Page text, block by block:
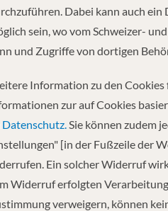
(Rom), Italien - Messina
Dabei kann auch
sein, wo vom Schweizer-
und Zugriffe von dortigen
Information zu den Cookies
zur auf Cookies
Datenschutz.Sie können zudem
[in der Fußzeile der
Ein solcher Widerruf
Widerruf erfolgten
verweigern, können